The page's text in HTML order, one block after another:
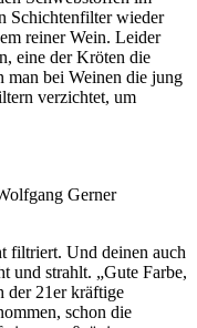
Schichtenfilter wieder
reiner Wein. Leider
eine der Kröten die
man bei Weinen die jung
verzichtet, um
Gerner
filtriert. Und deinen auch
und strahlt. „Gute Farbe,
der 21er kräftige
schon die